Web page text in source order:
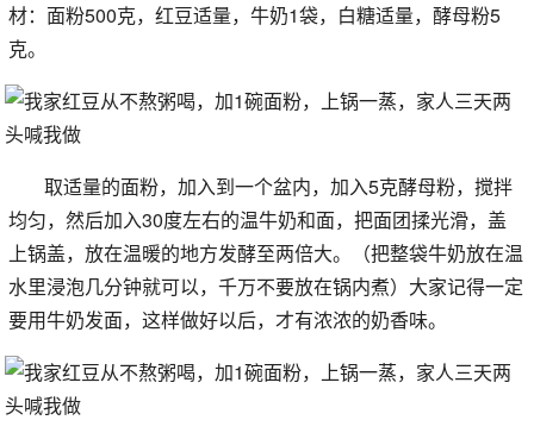
材：面粉500克，红豆适量，牛奶1袋，白糖适量，酵母粉5
克。
取适量的面粉，加入到一个盆内，加入5克酵母粉，搅拌
均匀，然后加入30度左右的温牛奶和面，把面团揉光滑，盖
上锅盖，放在温暖的地方发酵至两倍大。（把整袋牛奶放在温
水里浸泡几分钟就可以，千万不要放在锅内煮）大家记得一定
要用牛奶发面，这样做好以后，才有浓浓的奶香味。